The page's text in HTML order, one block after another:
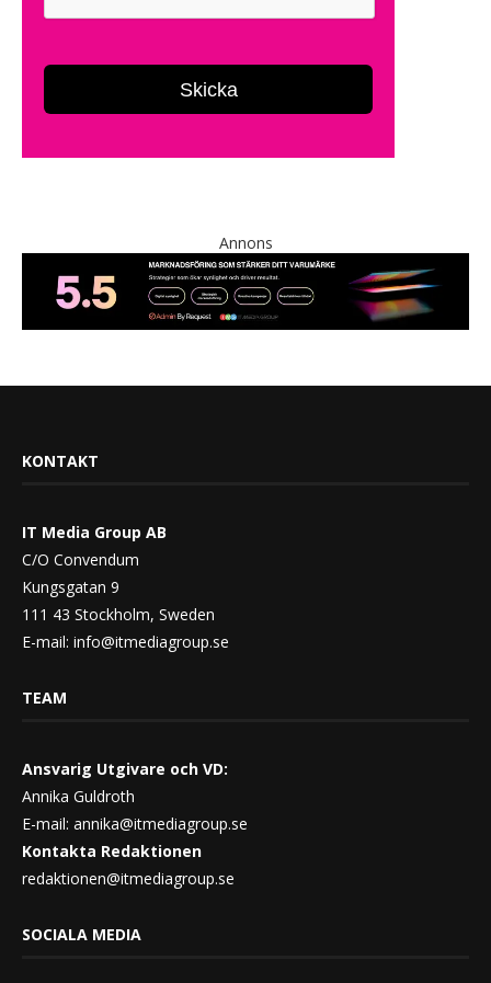
Annons
KONTAKT
IT Media Group AB
C/O Convendum
Kungsgatan 9
111 43 Stockholm, Sweden
E-mail: info@itmediagroup.se
TEAM
Ansvarig Utgivare och VD:
Annika Guldroth
E-mail: annika@itmediagroup.se
Kontakta Redaktionen
redaktionen@itmediagroup.se
SOCIALA MEDIA